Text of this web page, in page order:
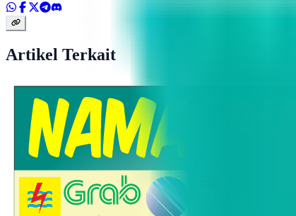
Artikel Terkait